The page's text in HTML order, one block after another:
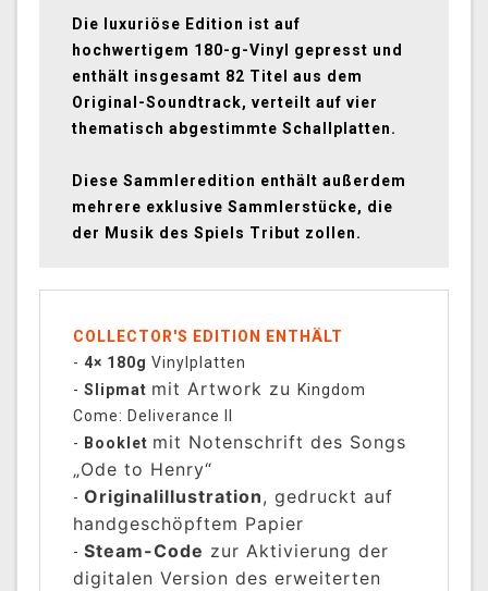
Die luxuriöse Edition ist auf
hochwertigem 180-g-Vinyl gepresst und
enthält insgesamt 82 Titel aus dem
Original-Soundtrack, verteilt auf vier
thematisch abgestimmte Schallplatten.
Diese Sammleredition enthält außerdem
mehrere exklusive Sammlerstücke, die
der Musik des Spiels Tribut zollen.
COLLECTOR'S EDITION ENTHÄLT
- 4× 180g Vinylplatten
- Slipmat mit Artwork zu
Kingdom
Come: Deliverance II
- Booklet mit Notenschrift des Songs
„Ode to Henry“
- Originalillustration, gedruckt auf
handgeschöpftem Papier
- Steam-Code zur Aktivierung der
digitalen Version des erweiterten